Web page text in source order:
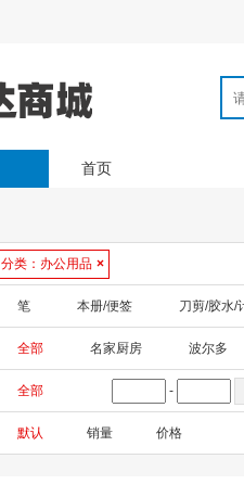
首页
分类： 办公用品 ×
笔 本册/便签 刀剪/胶水/
全部 名家厨房 波尔多
全部 -
默认 销量 价格